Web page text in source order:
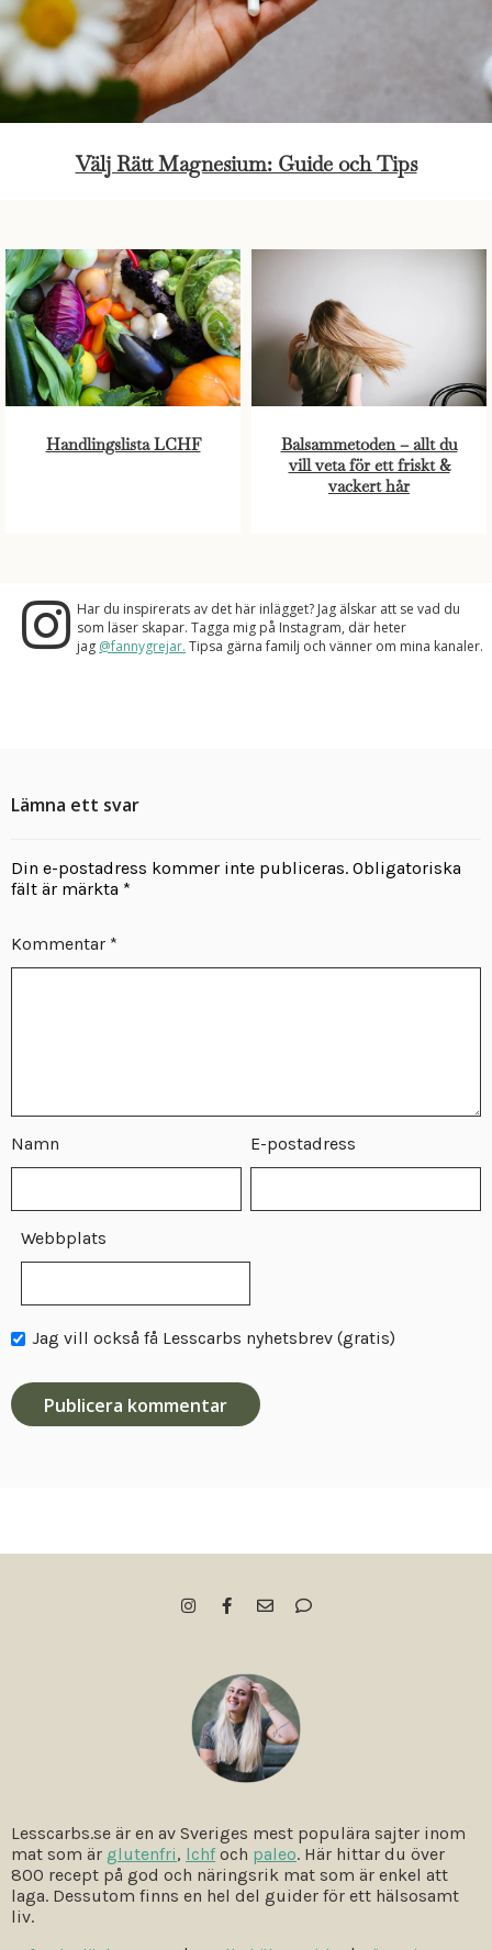
Välj Rätt Magnesium: Guide och Tips
Handlingslista LCHF
Balsammetoden – allt du
vill veta för ett friskt &
vackert hår
Har du inspirerats av det här inlägget? Jag älskar att se vad du
som läser skapar. Tagga mig på Instagram, där heter
jag @fannygrejar. Tipsa gärna familj och vänner om mina kanaler.
Lämna ett svar
Din e-postadress kommer inte publiceras. Obligatoriska
fält är märkta *
Kommentar *
Namn E-postadress
Webbplats
Jag vill också få Lesscarbs nyhetsbrev (gratis)
Lesscarbs.se är en av Sveriges mest populära sajter inom
mat som är glutenfri, lchfoch paleo. Här hittar du över
800 recept på god och näringsrik mat som är enkel att
laga. Dessutom finns en hel del guider för ett hälsosamt
liv.